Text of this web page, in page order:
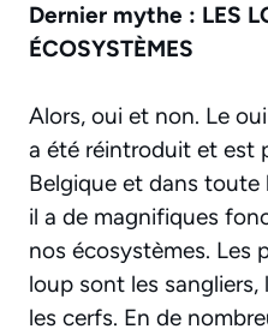
Dernier mythe : LES
ÉCOSYSTÈMES
Alors, oui et non. Le
a été réintroduit et est
Belgique et dans toute
il a de magnifiques
nos écosystèmes. Les
loup sont les
les cerfs. En de